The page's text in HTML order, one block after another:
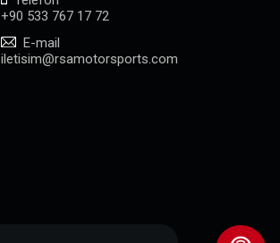
+90 533 767 17 72
E-mail
iletisim@rsamotorsports.com